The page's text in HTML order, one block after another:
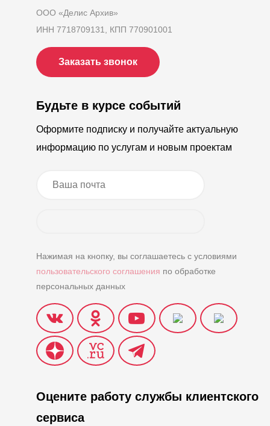
ООО «Делис Архив»
ИНН 7718709131, КПП 770901001
Заказать звонок
Будьте в курсе событий
Оформите подписку и получайте актуальную
информацию по услугам и новым проектам
Нажимая на кнопку, вы соглашаетесь с условиями
пользовательского соглашения по обработке
персональных данных
Оцените работу службы клиентского
сервиса